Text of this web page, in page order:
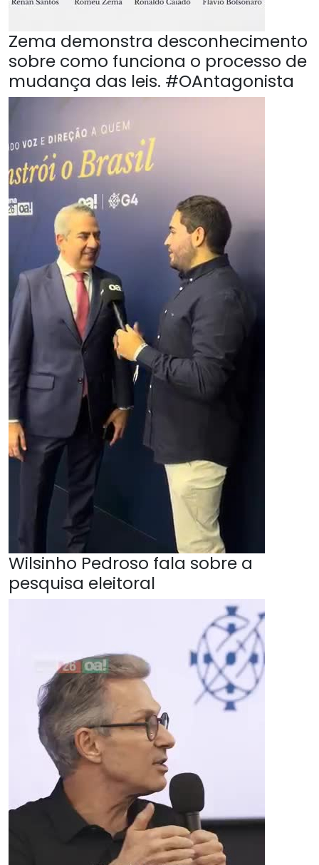
Zema demonstra desconhecimento
sobre como funciona o processo de
mudança das leis. #OAntagonista
Wilsinho Pedroso fala sobre a
pesquisa eleitoral